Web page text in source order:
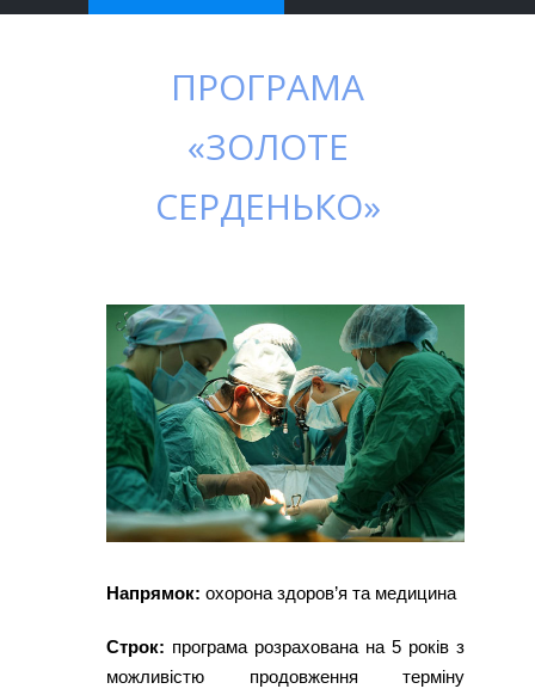
ПРОГРАМА
«ЗОЛОТЕ
СЕРДЕНЬКО»
Напрямок: охорона здоров’я та медицина
Строк: програма розрахована на 5 років з
можливістю продовження терміну